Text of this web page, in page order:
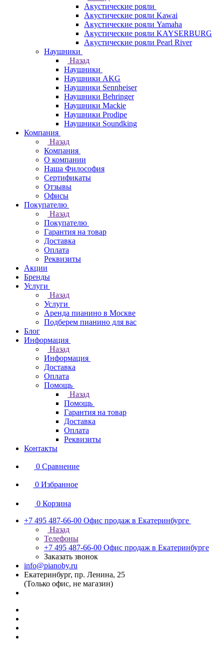
Акустические рояли
Акустические рояли Kawai
Акустические рояли Yamaha
Акустические рояли KAYSERBURG
Акустические рояли Pearl River
Наушники
Назад
Наушники
Наушники AKG
Наушники Sennheiser
Наушники Behringer
Наушники Mackie
Наушники Prodipe
Наушники Soundking
Компания
Назад
Компания
О компании
Наша Философия
Сертификаты
Отзывы
Офисы
Покупателю
Назад
Покупателю
Гарантия на товар
Доставка
Оплата
Реквизиты
Акции
Бренды
Услуги
Назад
Услуги
Аренда пианино в Москве
Подберем пианино для вас
Блог
Информация
Назад
Информация
Доставка
Оплата
Помощь
Назад
Помощь
Гарантия на товар
Доставка
Оплата
Реквизиты
Контакты
0 Сравнение
0 Избранное
0 Корзина
+7 495 487-66-00 Офис продаж в Екатеринбурге
Назад
Телефоны
+7 495 487-66-00 Офис продаж в Екатеринбурге
Заказать звонок
info@pianoby.ru
Екатеринбург, пр. Ленина, 25
(Только офис, не магазин)